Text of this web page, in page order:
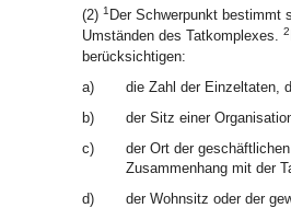
(2) 1 Der Schwerpunkt bestimmt
Umständen des Tatkomplexes. 2
berücksichtigen:
a)
die Zahl der Einzeltaten,
b)
der Sitz einer
c)
der Ort der
Zusammenhang mit der
d)
der Wohnsitz oder der